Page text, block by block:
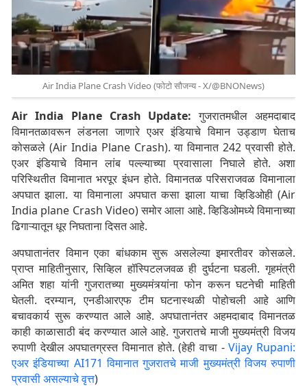
Air India Plane Crash Video (फोटो सौजन्य - X/@BNONews)
Air India Plane Crash Update: गुजरातमधील अहमदाबाद
विमानतळावरून लंडनला जाणारे एअर इंडियाचे विमान उड्डाण घेताच
कोसळले (Air India Plane Crash). या विमानात 242 प्रवासी होते.
एअर इंडियाचे विमान लांब पल्ल्याच्या प्रवासाला निघाले होते. अशा
परिस्थितीत विमानात भरपूर इंधन होते. विमानतळ परिसराजवळ विमानाला
अपघात झाला. या विमानाला अपघात कसा झाला याचा व्हिडिओही (Air
India plane Crash Video) समोर आला आहे. व्हिडिओमध्ये विमानाच्या
ढिगाऱ्यातून धूर निघताना दिसत आहे.
अपघातानंतर विमान एका बांधकाम सुरू असलेल्या इमारतीवर कोसळले.
प्राप्त माहितीनुसार, सिव्हिल हॉस्पिटलजवळ ही दुर्घटना घडली. गृहमंत्री
अमित शहा यांनी गुजरातच्या मुख्यमंत्र्यांना फोन करून घटनेची माहिती
घेतली. दरम्यान, एनडीआरएफ टीम घटनास्थळी पोहोचली आहे आणि
बचावकार्य सुरू करण्यात आले आहे. अपघातानंतर अहमदाबाद विमानतळ
काही काळासाठी बंद करण्यात आले आहे. गुजरातचे माजी मुख्यमंत्री विजय
रुपाणी देखील अपघातग्रस्त विमानात होते. (हेही वाचा -Vijay Rupani:
एअर इंडियाच्या AI171 विमानात गुजरातचे माजी मुख्यमंत्री विजय रुपाणी
प्रवासी असल्याचे वृत्त)